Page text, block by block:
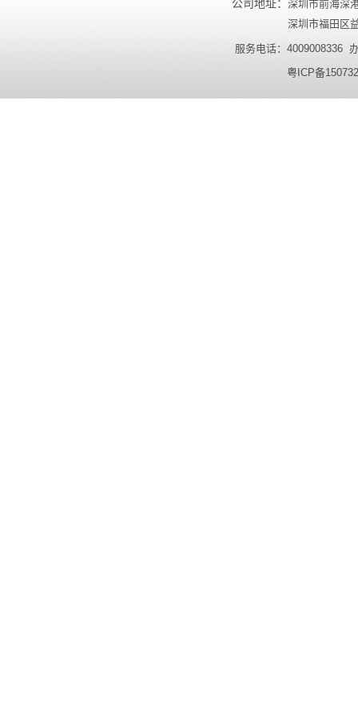
公司地址： 深圳市前海深
深圳市福田区
服务电话：4009008336
粤ICP备